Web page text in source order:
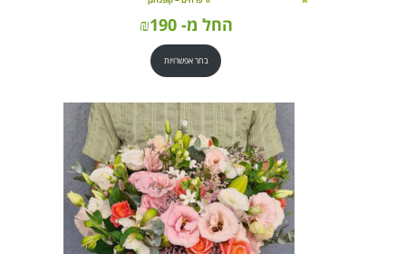
החל מ- ₪190
בחר אפשרויות